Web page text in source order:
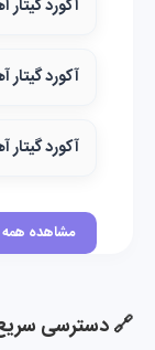
آکورد
آکورد
آکورد
مشاهده
🔗 دسترسی